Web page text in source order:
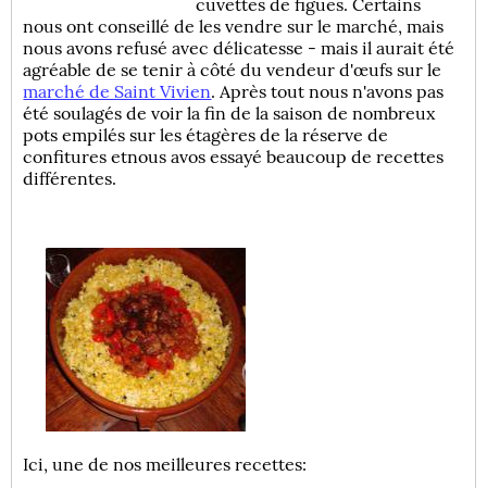
nous ont conseillé de les vendre sur le marché, mais
nous avons refusé avec délicatesse - mais il aurait été
agréable de se tenir à côté du vendeur d'œufs sur le
marché de Saint Vivien. Après tout nous n'avons pas
été soulagés de voir la fin de la saison de nombreux
pots empilés sur les étagères de la réserve de
confitures etnous avos essayé beaucoup de recettes
différentes.
Ici, une de nos meilleures recettes: